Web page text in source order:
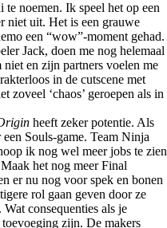
te noemen. Ik speel het op een
niet uit. Het is een grauwe
een “wow”-moment gehad.
Jack, doen me nog helemaal
en zijn partners voelen me
in de cutscene met
zoveel ‘chaos’ geroepen als in
heeft zeker potentie. Als
Souls-game. Team Ninja
ik nog wel meer jobs te zien
het nog meer Final
er nu nog voor spek en bonen
rol gaan geven door ze
consequenties als je
zijn. De makers